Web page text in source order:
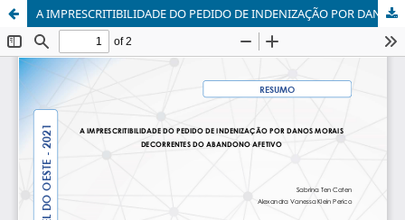
A IMPRESCRITIBILIDADE DO PEDIDO DE INDENIZAÇÃO POR DANOS MORAIS DECORRENTES DO ABANDONO AFETIVO